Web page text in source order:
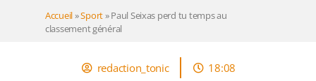
Accueil»Sport»Paul Seixas perd tu temps au
classement général
redaction_tonic 18:08